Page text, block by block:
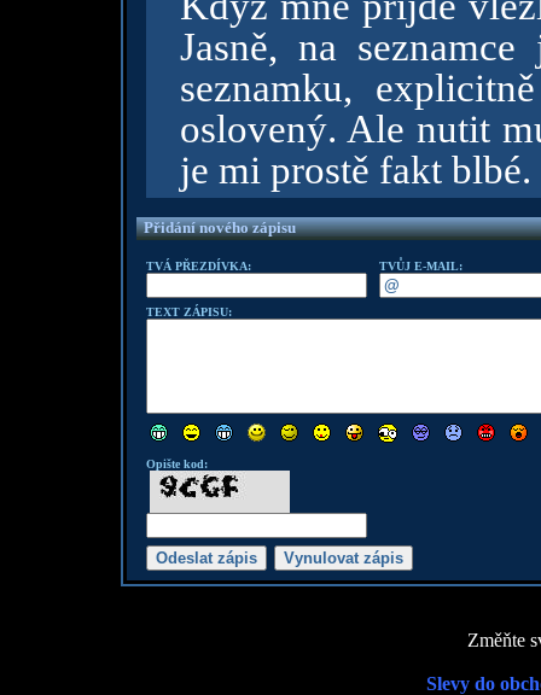
Jasně, na
seznamku,
oslovený. Ale nutit
je mi prostě fakt blbé.
Přidání nového zápisu
TVÁ PŘEZDÍVKA: TVŮJ E-MAIL:
TEXT ZÁPISU:
Opište kod:
Změňte
Slevy do